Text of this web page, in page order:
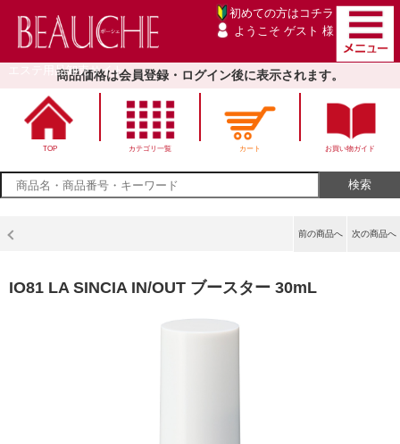
エステ用品卸売サイト
初めての方は コチラ
ようこそ ゲスト 様
商品価格は会員登録・ログイン後に表示されます。
TOP カテゴリ一覧 カート お買い物ガイド
次の商品へ
前の商品へ
IO81 LA SINCIA IN/OUT ブースター 30mL